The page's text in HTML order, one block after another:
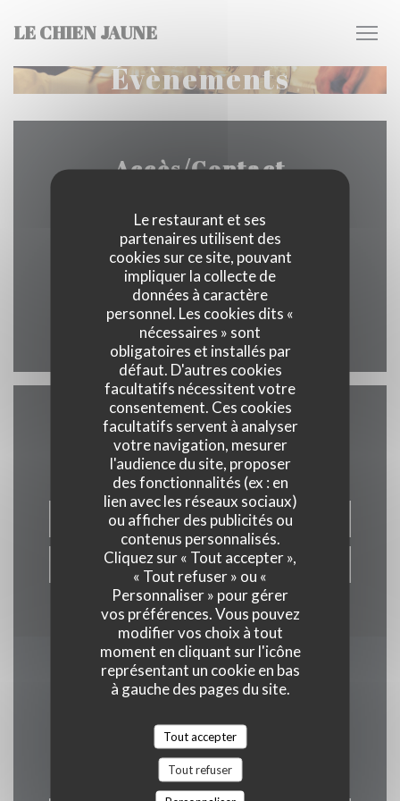
Le restaurant et ses
partenaires utilisent des
cookies sur ce site, pouvant
impliquer la collecte de
données à caractère
personnel. Les cookies dits «
nécessaires » sont
obligatoires et installés par
défaut. D'autres cookies
facultatifs nécessitent votre
consentement. Ces cookies
facultatifs servent à analyser
votre navigation, mesurer
l'audience du site, proposer
des fonctionnalités (ex : en
lien avec les réseaux sociaux)
ou afficher des publicités ou
contenus personnalisés.
Cliquez sur « Tout accepter »,
« Tout refuser » ou «
Personnaliser » pour gérer
vos préférences. Vous pouvez
modifier vos choix à tout
moment en cliquant sur l'icône
représentant un cookie en bas
à gauche des pages du site.
Tout accepter
Tout refuser
LE CHIEN JAUNE
Évènements
Accès/Contact
74 RUE BERNARD PALISSY 37000 TOURS
02 47 05 10 17
Facebook ((ouvre une nouvelle
Instagram ((ouvre une
Nous contacter
RÉSERVER
PRIVATISER
Newsletter*
communications personnalisées et des offres marketing par
courriel.